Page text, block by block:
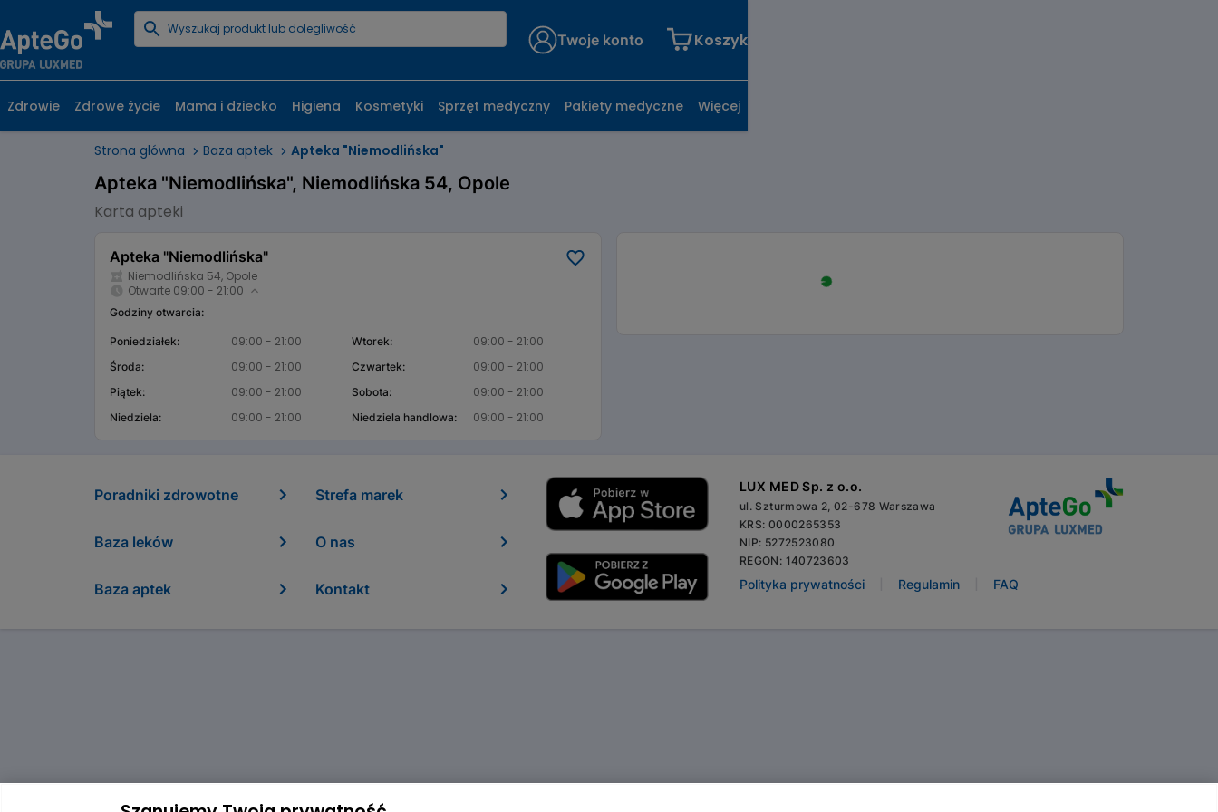
Strona główna Baza aptek Apteka "Niemodlińska"
Apteka "Niemodlińska", Niemodlińska 54, Opole
Karta apteki
Apteka "Niemodlińska"
Niemodlińska 54, Opole
Otwarte 09:00 - 21:00
Godziny otwarcia:
Poniedziałek: 09:00 - 21:00 Wtorek: 09:00 - 21:00
Środa: 09:00 - 21:00 Czwartek: 09:00 - 21:00
Piątek: 09:00 - 21:00 Sobota: 09:00 - 21:00
Niedziela: 09:00 - 21:00 Niedziela handlowa: 09:00 - 21:00
Twoje konto Koszyk
Zdrowie Zdrowe życie Mama i dziecko Higiena Kosmetyki Sprzęt medyczny Pakiety medyczne Więcej
Poradniki zdrowotne
Baza leków
Baza aptek
Strefa marek
O nas
Kontakt
LUX MED Sp. z o.o.
ul. Szturmowa 2, 02-678 Warszawa
KRS: 0000265353
NIP: 5272523080
REGON: 140723603
Polityka prywatności Regulamin FAQ